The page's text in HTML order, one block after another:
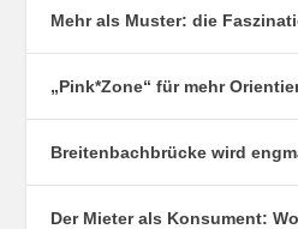
Mehr als Muster: die
„Pink*Zone“ für mehr
Breitenbachbrücke wird
Der Mieter als Konsument: